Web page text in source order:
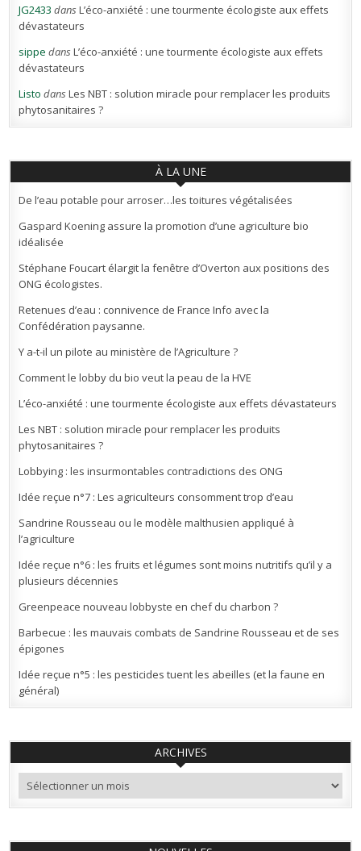
JG2433 dansL’éco-anxiété : une tourmente écologiste aux effets
dévastateurs
sippe dansL’éco-anxiété : une tourmente écologiste aux effets
dévastateurs
Listo dansLes NBT : solution miracle pour remplacer les produits
phytosanitaires ?
À LA UNE
De l’eau potable pour arroser…les toitures végétalisées
Gaspard Koening assure la promotion d’une agriculture bio
idéalisée
Stéphane Foucart élargit la fenêtre d’Overton aux positions des
ONG écologistes.
Retenues d’eau : connivence de France Info avec la
Confédération paysanne.
Y a-t-il un pilote au ministère de l’Agriculture ?
Comment le lobby du bio veut la peau de la HVE
L’éco-anxiété : une tourmente écologiste aux effets dévastateurs
Les NBT : solution miracle pour remplacer les produits
phytosanitaires ?
Lobbying : les insurmontables contradictions des ONG
Idée reçue n°7 : Les agriculteurs consomment trop d’eau
Sandrine Rousseau ou le modèle malthusien appliqué à
l’agriculture
Idée reçue n°6 : les fruits et légumes sont moins nutritifs qu’il y a
plusieurs décennies
Greenpeace nouveau lobbyste en chef du charbon ?
Barbecue : les mauvais combats de Sandrine Rousseau et de ses
épigones
Idée reçue n°5 : les pesticides tuent les abeilles (et la faune en
général)
ARCHIVES
Archives